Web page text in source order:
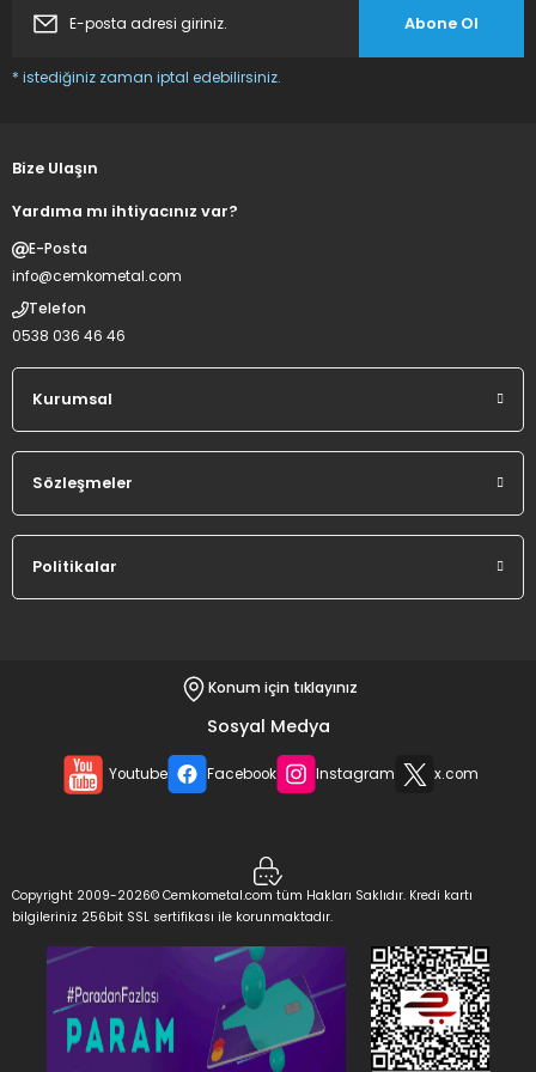
Abone Ol
* istediğiniz zaman iptal edebilirsiniz.
Bize Ulaşın
Yardıma mı ihtiyacınız var?
E-Posta
info@cemkometal.com
Telefon
0538 036 46 46
Kurumsal
Sözleşmeler
Politikalar
Konum için tıklayınız
Sosyal Medya
Youtube Facebook Instagram x.com
Copyright 2009-2026© Cemkometal.com tüm Hakları Saklıdır. Kredi kartı
bilgileriniz 256bit SSL sertifikası ile korunmaktadır.